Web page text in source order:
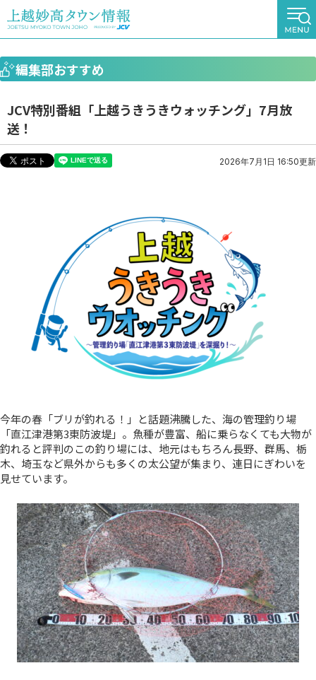
編集部おすすめ
JCV特別番組「上越うきうきウォッチング」7月放
送！
2026年7月1日 16:50更新
今年の春「ブリが釣れる！」と話題沸騰した、海の管理釣り場
「直江津港第3東防波堤」。魚種が豊富、船に乗らなくても大物が
釣れると評判のこの釣り場には、地元はもちろん長野、群馬、栃
木、埼玉など県外からも多くの太公望が集まり、連日にぎわいを
見せています。